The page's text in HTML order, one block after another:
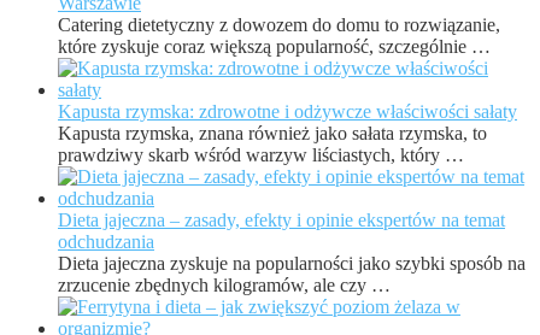
Catering dietetyczny z dowozem do domu to rozwiązanie,
które zyskuje coraz większą popularność, szczególnie …
Kapusta rzymska: zdrowotne i odżywcze właściwości sałaty
Kapusta rzymska, znana również jako sałata rzymska, to
prawdziwy skarb wśród warzyw liściastych, który …
Dieta jajeczna – zasady, efekty i opinie ekspertów na temat
odchudzania
Dieta jajeczna zyskuje na popularności jako szybki sposób na
zrzucenie zbędnych kilogramów, ale czy …